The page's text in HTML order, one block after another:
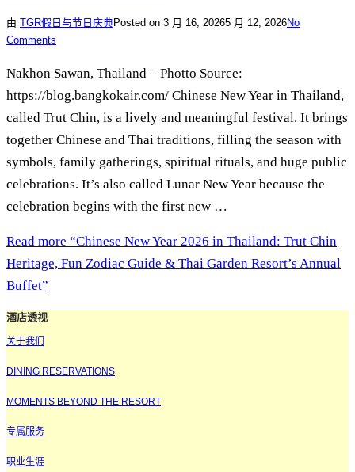
由 TGR假日与节日庆典Posted on 3 月 16, 20265 月 12, 2026No
Comments
Nakhon Sawan, Thailand – Photto Source:
https://blog.bangkokair.com/ Chinese New Year in Thailand,
called Trut Chin, is a lively and meaningful festival. It brings
together Chinese and Thai traditions, filling the season with
symbols, family gatherings, spiritual rituals, and huge public
celebrations. It’s also called Lunar New Year because the
celebration begins with the first new …
Read more “Chinese New Year 2026 in Thailand: Trut Chin
Heritage, Fun Zodiac Guide & Thai Garden Resort’s Annual
Buffet”
酒店透视
关于我们
DINING RESERVATIONS
MOMENTS BEYOND THE RESORT
专属服务
职业生涯